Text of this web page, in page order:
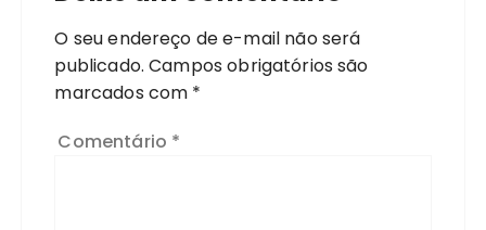
O seu endereço de e-mail não será
publicado. Campos obrigatórios são
marcados com *
Comentário *